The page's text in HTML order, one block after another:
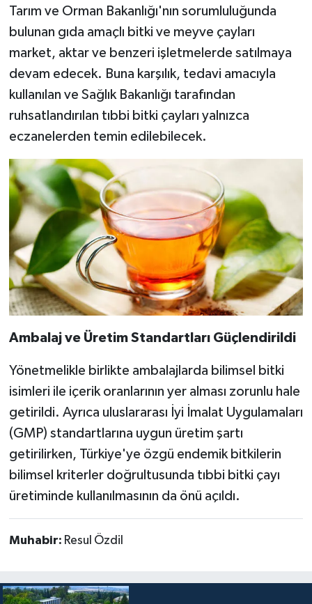
Tarım ve Orman Bakanlığı'nın sorumluluğunda
bulunan gıda amaçlı bitki ve meyve çayları
market, aktar ve benzeri işletmelerde satılmaya
devam edecek. Buna karşılık, tedavi amacıyla
kullanılan ve Sağlık Bakanlığı tarafından
ruhsatlandırılan tıbbi bitki çayları yalnızca
eczanelerden temin edilebilecek.
Ambalaj ve Üretim Standartları Güçlendirildi
Yönetmelikle birlikte ambalajlarda bilimsel bitki
isimleri ile içerik oranlarının yer alması zorunlu hale
getirildi. Ayrıca uluslararası İyi İmalat Uygulamaları
(GMP) standartlarına uygun üretim şartı
getirilirken, Türkiye'ye özgü endemik bitkilerin
bilimsel kriterler doğrultusunda tıbbi bitki çayı
üretiminde kullanılmasının da önü açıldı.
Muhabir: Resul Özdil